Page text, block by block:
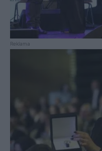
Reklama